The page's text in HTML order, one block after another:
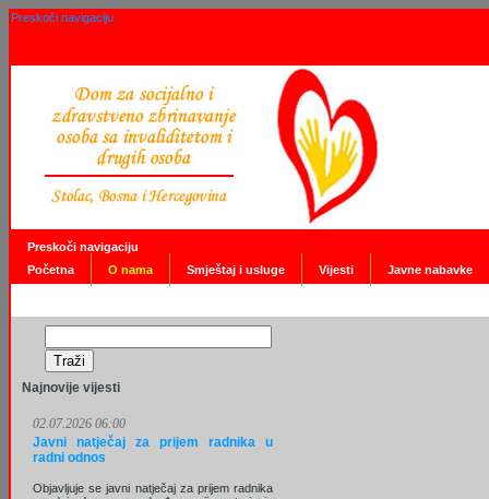
Preskoči navigaciju
Preskoči navigaciju
Početna
O nama Smještaj i usluge Vijesti Javne nabavke
Najnovije vijesti
02.07.2026 06:00
Javni natječaj za prijem radnika u
radni odnos
Objavljuje se javni natječaj za prijem radnika